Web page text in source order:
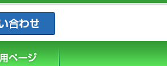
松戸市薬業会・松戸